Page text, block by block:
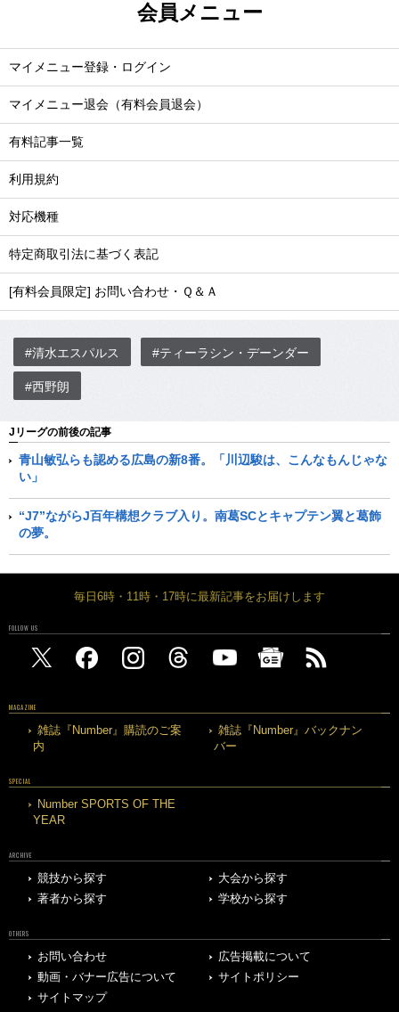
会員メニュー
マイメニュー登録・ログイン
マイメニュー退会（有料会員退会）
有料記事一覧
利用規約
対応機種
特定商取引法に基づく表記
[有料会員限定] お問い合わせ・Ｑ＆Ａ
#清水エスパルス #ティーラシン・デーンダー
#西野朗
Jリーグの前後の記事
青山敏弘らも認める広島の新8番。「川辺駿は、こんなもんじゃな
い」
“J7”ながらJ百年構想クラブ入り。南葛SCとキャプテン翼と葛飾
の夢。
毎日6時・11時・17時に最新記事をお届けします
FOLLOW US
MAGAZINE
雑誌『Number』購読のご案
内
雑誌『Number』バックナン
バー
SPECIAL
Number SPORTS OF THE
YEAR
ARCHIVE
競技から探す
大会から探す
著者から探す
学校から探す
OTHERS
お問い合わせ
広告掲載について
動画・バナー広告について
サイトポリシー
サイトマップ